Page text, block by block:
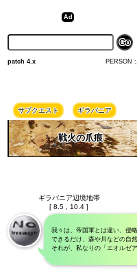
PERSON :
patch 4.x
サブクエスト ギラバニア
戦火の爪痕
ギラバニア辺境地帯
[ 8.5 , 10.4 ]
我々は、帝国軍とは違い、侵
できるだけ、森や川などの自
それが、私なりの「エオルゼ